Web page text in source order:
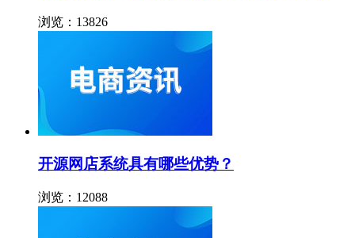
浏览：13826
开源网店系统具有哪些优势？
浏览：12088